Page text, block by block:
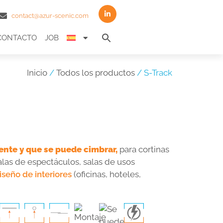
contact@azur-scenic.com
JOB
Inicio / Todos los productos / S-Track
y que se puede cimbrar, para cortinas
de espectáculos, salas de usos
de interiores(oficinas, hoteles,